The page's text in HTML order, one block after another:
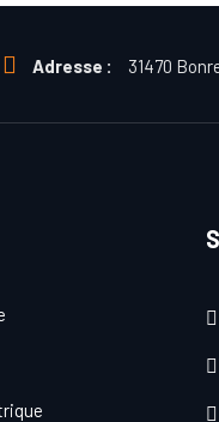
Adresse : 31470